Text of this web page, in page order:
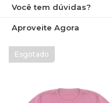
Você tem dúvidas?
Aproveite Agora